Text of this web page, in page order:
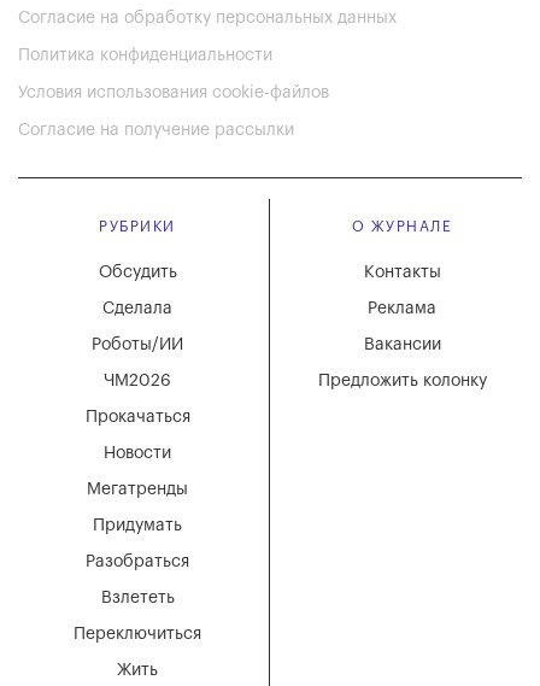
Согласие на обработку персональных данных
Политика конфиденциальности
Условия использования cookie-файлов
Согласие на получение рассылки
РУБРИКИ
Мегатренды
Придумать
Разобраться
Взлететь
Новости
Переключиться
Жить
Обсудить
Сделала
Роботы/ИИ
ЧМ2026
Прокачаться
О ЖУРНАЛЕ
Вакансии
Реклама
Контакты
Предложить колонку